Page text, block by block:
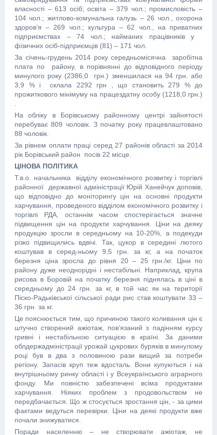
власності – 613 осіб; освіта – 379 чол.; промисловість –
104 чол.; житлово-комунальна галузь – 26 чол., охорона
здоров’я – 269 чол.; культура – 62 чол., на приватних
підприємствах – 74 чол.; найманих працівників у
фізичних осіб-підприємців (81) – 171 чол.
За січень-грудень 2014 року середньомісячна заробітна
плата по району, в порівнянні до відповідного періоду
минулого року (2386,0 грн.) зменшилася на 94 грн. або
3,9 % і склала 2292 грн , що становить 279 % до
прожиткового мінімуму на працездатну особу (1218,0 грн.)
На обліку в Борівському районному центрі зайнятості
перебуває 809 чоловік. З початку року працевлаштовано
88 чоловік.
За рівнем оплати праці серед 27 районів області за 2014
рік Борівський район посів 22 місце.
ЦІНОВА ПОЛІТИКА
Т.в.о. начальника відділу економічного розвитку і торгівлі
районної державної адміністрації Юрій Ханейчук доповів,
що відповідно до моніторингу цін на основні продукти
харчування, проведеного відділом економічного розвитку і
торгівлі РДА, останнім часом спостерігається значне
підвищення цін на продукти харчування. Ціни на деяку
продукцію зросли в середньому на 10-20%, а подекуди
різко підвищились вдвічі. Так, цукор в середині лютого
коштував в серед-ньому 9,5 грн. за кг, а на початок
березня ціна зросла до рівня 20 – 25 грн./кг. Ціни по
району дуже неоднорідні і нестабільні. Наприклад, крупа
рисова в Боровій на початку березня піднялась в ціні в
середньому до 24 грн. за кг, в той час як на території
Піско-Радьківської сільської ради рис став коштувати 33 –
36 грн. за кг.
Це пояснюється тим, що причиною такого коливання цін є
штучно створений ажіотаж, пов’язаний з падінням курсу
гривні і нестабільною ситуацією в країні. За даними
облдержадміністрації урожай цукрових буряків в минулому
році був в два з половиною рази вищий за потреби
регіону. Запасів круп теж вдосталь. Вони купуються і на
внутрішньому ринку області і у Всеукраїнського аграрного
фонду. Ми повністю забезпечені всіма продуктами
харчування. Ніяких проблем з продовольством не
передбачається. Що ж стосується зростання цін, - за цими
фактами ведуться перевірки. Ціни на деякі продукти вже
почали знижуватися.
Поради населенню – не створювати ажіотаж, не